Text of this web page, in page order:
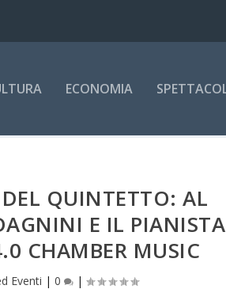
ECONOMIA
QUINTETTO: AL
E IL PIANISTA
CHAMBER MUSIC
Eventi |0 |